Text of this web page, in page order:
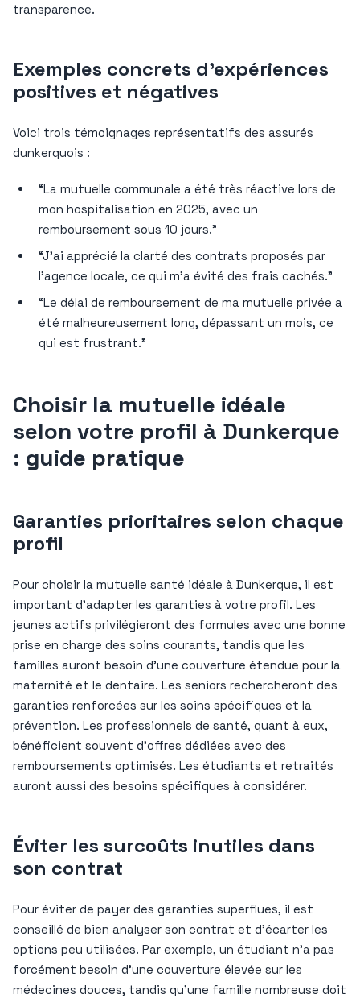
transparence.
Exemples concrets d’expériences
positives et négatives
Voici trois témoignages représentatifs des assurés
dunkerquois :
“La mutuelle communale a été très réactive lors de
mon hospitalisation en 2025, avec un
remboursement sous 10 jours.”
“J’ai apprécié la clarté des contrats proposés par
l’agence locale, ce qui m’a évité des frais cachés.”
“Le délai de remboursement de ma mutuelle privée a
été malheureusement long, dépassant un mois, ce
qui est frustrant.”
Choisir la mutuelle idéale
selon votre profil à Dunkerque
: guide pratique
Garanties prioritaires selon chaque
profil
Pour choisir la mutuelle santé idéale à Dunkerque, il est
important d’adapter les garanties à votre profil. Les
jeunes actifs privilégieront des formules avec une bonne
prise en charge des soins courants, tandis que les
familles auront besoin d’une couverture étendue pour la
maternité et le dentaire. Les seniors rechercheront des
garanties renforcées sur les soins spécifiques et la
prévention. Les professionnels de santé, quant à eux,
bénéficient souvent d’offres dédiées avec des
remboursements optimisés. Les étudiants et retraités
auront aussi des besoins spécifiques à considérer.
Éviter les surcoûts inutiles dans
son contrat
Pour éviter de payer des garanties superflues, il est
conseillé de bien analyser son contrat et d’écarter les
options peu utilisées. Par exemple, un étudiant n’a pas
forcément besoin d’une couverture élevée sur les
médecines douces, tandis qu’une famille nombreuse doit